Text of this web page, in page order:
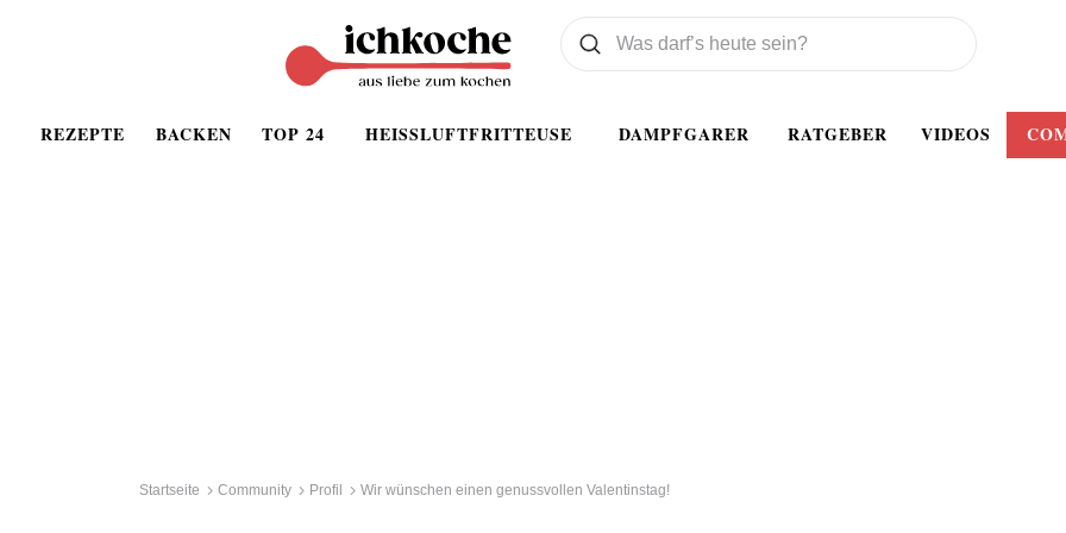
REZEPTE BACKEN TOP 24 HEISSLUFTFRITTEUSE DAMPFGARER RATGEBER VIDEOS
Was wollen Sie suchen
Suchen
Startseite Community Profil Wir wünschen einen genussvollen Valentinstag!